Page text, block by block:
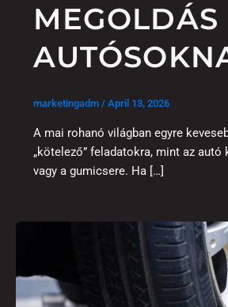
MEGOLDÁS
marketingadm/April 13, 2026
A mai rohanó világban egyre
„kötelező” feladatokra, mint az autó
vagy a gumicsere. Ha […]